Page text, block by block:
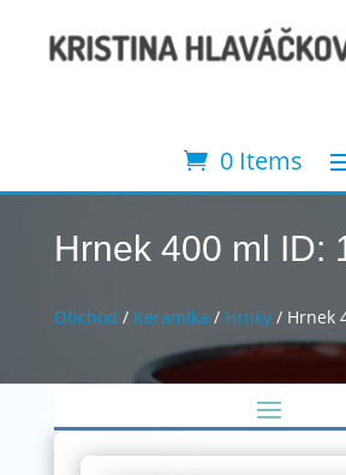
0 Items
Hrnek 400 ml ID:
Obchod / Keramika / Hrnky/ Hrnek